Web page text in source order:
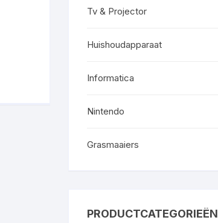
Tv & Projector
Huishoudapparaat
Informatica
Nintendo
Grasmaaiers
PRODUCTCATEGORIEËN